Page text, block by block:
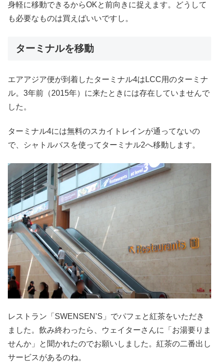
身軽に移動できるからOKと前向きに捉えます。どうして
も必要なものは買えばいいですし。
ターミナルを移動
エアアジア便が到着したターミナル4はLCC用のターミナ
ル。3年前（2015年）に来たときには存在していませんで
した。
ターミナル4には無料のスカイトレインが通ってないの
で、シャトルバスを使ってターミナル2へ移動します。
レストラン「SWENSEN’S」でパフェと紅茶をいただき
ました。飲み終わったら、ウェイターさんに「お湯要りま
せんか」と聞かれたのでお願いしました。紅茶の二番出し
サービスがあるのね。